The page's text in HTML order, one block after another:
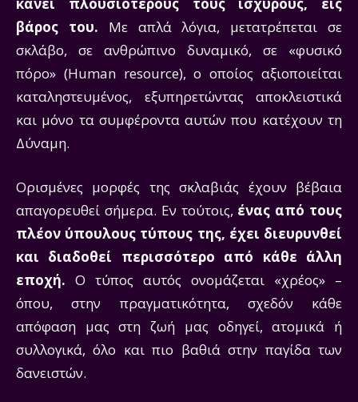
βάρος του. Με απλά λόγια, μετατρέπεται σε
σκλάβο, σε ανθρώπινο δυναμικό, σε «φυσικό
πόρο» (Human resource), ο οποίος αξιοποιείται
καταληστευμένος, εξυπηρετώντας αποκλειστικά
και μόνο τα συμφέροντα αυτών που κατέχουν τη
Δύναμη.
Ορισμένες μορφές της σκλαβιάς έχουν βέβαια
απαγορευθεί σήμερα. Εν τούτοις, ένας από τους
πλέον ύπουλους τύπους της, έχει διευρυνθεί
και διαδοθεί περισσότερο από κάθε άλλη
εποχή. Ο τύπος αυτός ονομάζεται «χρέος» –
όπου, στην πραγματικότητα, σχεδόν κάθε
απόφαση μας στη ζωή μας οδηγεί, ατομικά ή
συλλογικά, όλο και πιο βαθιά στην παγίδα των
δανειστών.